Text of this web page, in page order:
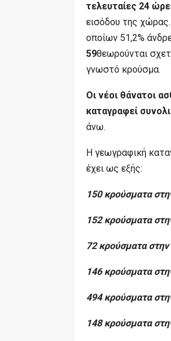
τελευταίες 24
εισόδου της χώρας.
οποίων 51,2%
59θεωρούνται
γνωστό κρούσμα.
Οι νέοι θάνατοι
καταγραφεί
άνω.
Η γεωγραφική
έχει ως εξής:
150 κρούσματα
152 κρούσματα
72 κρούσματα
146 κρούσματα
494 κρούσματα
148 κρούσματα